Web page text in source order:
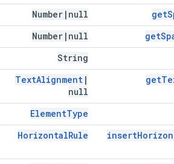
get
Number | null
get
Number | null
String
get
TextAlignment |
null
ElementType
insert
HorizontalRule